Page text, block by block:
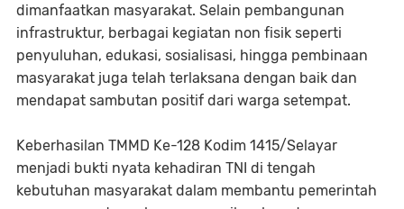
dimanfaatkan masyarakat. Selain pembangunan
infrastruktur, berbagai kegiatan non fisik seperti
penyuluhan, edukasi, sosialisasi, hingga pembinaan
masyarakat juga telah terlaksana dengan baik dan
mendapat sambutan positif dari warga setempat.
Keberhasilan TMMD Ke-128 Kodim 1415/Selayar
menjadi bukti nyata kehadiran TNI di tengah
kebutuhan masyarakat dalam membantu pemerintah